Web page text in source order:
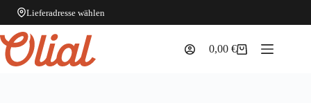
Lieferadresse wählen
Zum
Inhalt
springen
Warenkorb
0,00€